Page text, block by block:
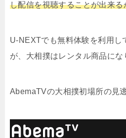
し配信を視聴することが出来る
U-NEXTでも無料体験を利用し
が、大相撲はレンタル商品にな
AbemaTVの大相撲初場所の見